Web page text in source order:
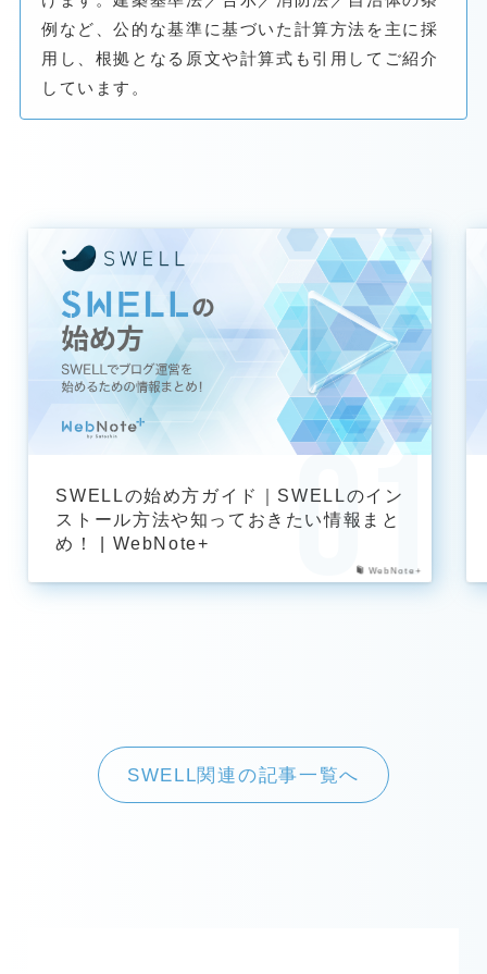
例など、公的な基準に基づいた計算方法を主に採
用し、根拠となる原文や計算式も引用してご紹介
しています。
WebNote+
SWELLの始め方ガイド｜SWELLのイン
ストール方法や知っておきたい情報まと
め！ | WebNote+
SWELL関連の記事一覧へ